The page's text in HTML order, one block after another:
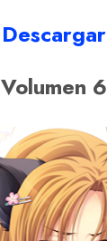
Descargar
Volumen 6